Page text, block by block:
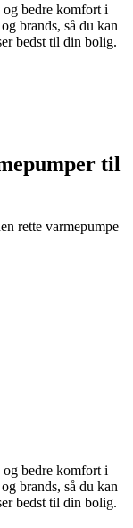
bedre komfort i
brands, så du kan
bedst til din bolig.
til
rette varmepumpe
bedre komfort i
brands, så du kan
bedst til din bolig.